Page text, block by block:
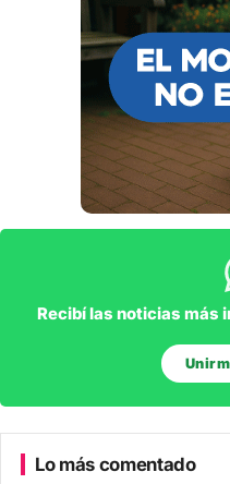
Recibí las noticias más
Lo más comentado